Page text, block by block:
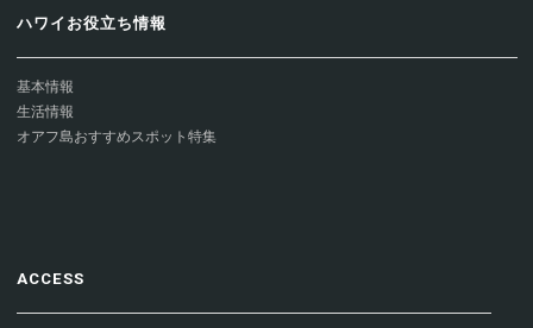
ハワイお役立ち情報
基本情報
生活情報
オアフ島おすすめスポット特集
ACCESS